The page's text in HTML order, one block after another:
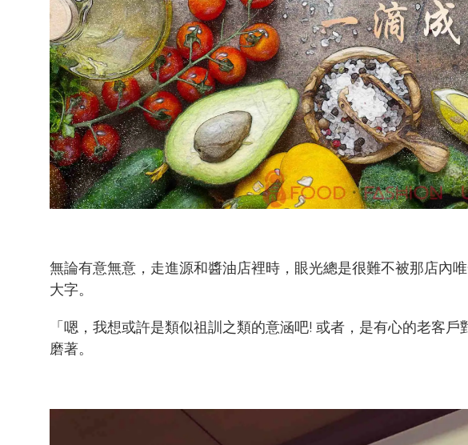
無論有意無意，走進源和醬油店裡時，眼光總是很難不被那店內
大字。
「嗯，我想或許是類似祖訓之類的意涵吧! 或者，是有心的老客
磨著。